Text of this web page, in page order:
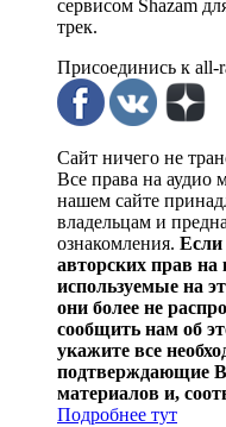
сервисом Shazam
трек.
Присоединись к all-
Сайт ничего не
Все права на аудио
нашем сайте
владельцам и
ознакомления. Если
авторских прав
используемые на
они более не
сообщить нам об
укажите все
подтверждающие
материалов и,
Подробнее тут